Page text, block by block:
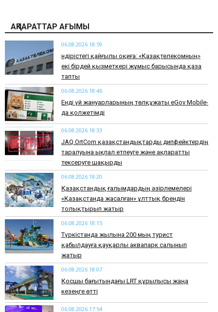
АҚПАРАТТАР АҒЫМЫ
06.08.2026 18:59
Өндірістегі қайғылы оқиға: «Қазақтелекомның»
екі бірдей қызметкері жұмыс барысында қаза
тапты
06.08.2026 18:46
Енді үй жануарларының төлқұжаты eGov Mobile-
да қолжетімді
06.08.2026 18:33
JAQ.OrtCom қазақстандықтарды дипфейктердің
таралуына ықпал етпеуге және ақпаратты
тексеруге шақырды
06.08.2026 18:20
Қазақстандық ғалымдардың әзірлемелері
«Қазақстанда жасалған» ұлттық брендін
толықтырып жатыр
06.08.2026 18:15
Түркістанда жылына 200 мың турист
қабылдауға қауқарлы аквапарк салынып
жатыр
06.08.2026 18:07
Қосшы бағытындағы LRT құрылысы жаңа
кезеңге өтті
06.08.2026 17:54